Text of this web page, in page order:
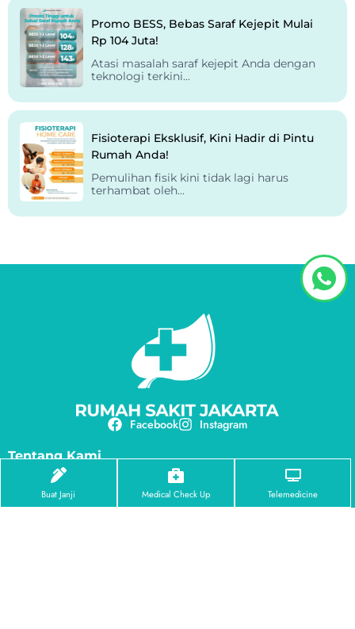
Promo BESS, Bebas Saraf Kejepit Mulai
Rp 104 Juta!
Atasi masalah saraf kejepit Anda dengan
teknologi terkini...
Fisioterapi Eksklusif, Kini Hadir di Pintu
Rumah Anda!
Pemulihan fisik kini tidak lagi harus
terhambat oleh...
Facebook Instagram
Tentang Kami
Profil RS Jakarta
Visi & Misi
Penghargaan
Buat Janji Medical Check Up Telemedicine